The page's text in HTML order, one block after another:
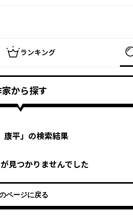
ランキング
から探す
平」の検索結果
見つかりませんでした
ページに戻る